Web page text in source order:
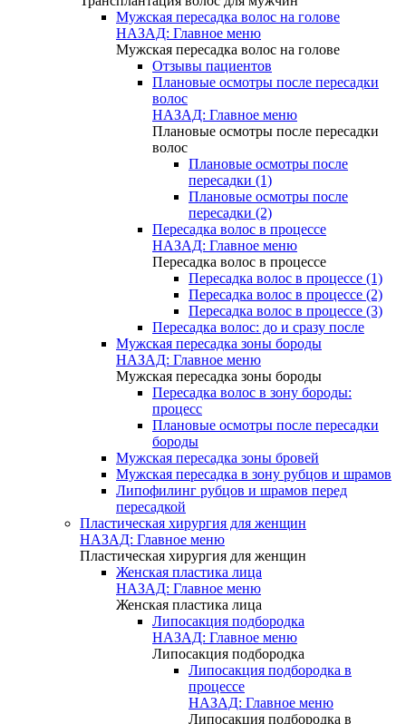
Мужская пересадка волос на голове
НАЗАД: Главное меню
Мужская пересадка волос на голове
Отзывы пациентов
Плановые осмотры после пересадки
волос
НАЗАД: Главное меню
Плановые осмотры после пересадки
волос
Плановые осмотры после
пересадки (1)
Плановые осмотры после
пересадки (2)
Пересадка волос в процессе
НАЗАД: Главное меню
Пересадка волос в процессе
Пересадка волос в процессе (1)
Пересадка волос в процессе (2)
Пересадка волос в процессе (3)
Пересадка волос: до и сразу после
Мужская пересадка зоны бороды
НАЗАД: Главное меню
Мужская пересадка зоны бороды
Пересадка волос в зону бороды:
процесс
Плановые осмотры после пересадки
бороды
Мужская пересадка зоны бровей
Мужская пересадка в зону рубцов и шрамов
Липофилинг рубцов и шрамов перед
пересадкой
Пластическая хирургия для женщин
НАЗАД: Главное меню
Пластическая хирургия для женщин
Женская пластика лица
НАЗАД: Главное меню
Женская пластика лица
Липосакция подбородка
НАЗАД: Главное меню
Липосакция подбородка
Липосакция подбородка в
процессе
НАЗАД: Главное меню
Липосакция подбородка в